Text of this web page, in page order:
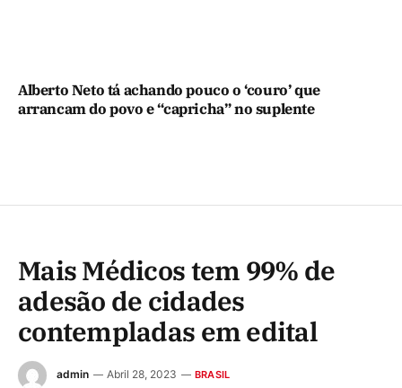
Alberto Neto tá achando pouco o ‘couro’ que
arrancam do povo e “capricha” no suplente
Mais Médicos tem 99% de
adesão de cidades
contempladas em edital
admin Abril 28, 2023 BRASIL